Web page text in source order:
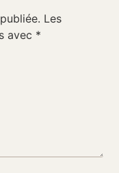
Les
avec *